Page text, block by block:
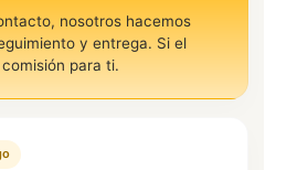
nosotros hacemos
y entrega. Si el
para ti.